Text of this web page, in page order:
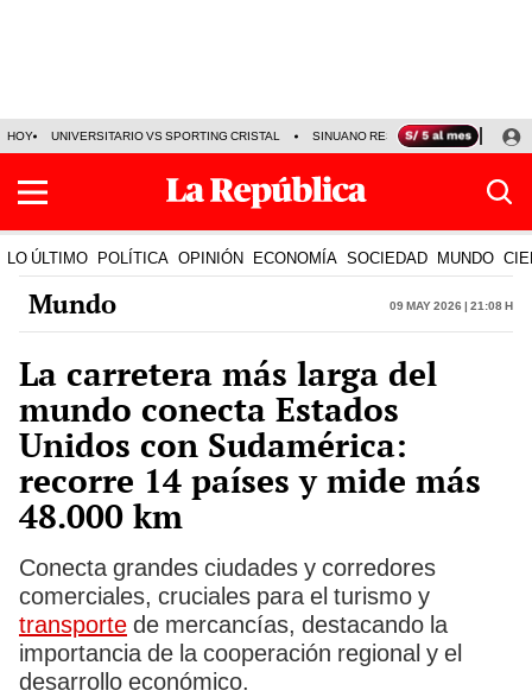
HOY UNIVERSITARIO VS SPORTING CRISTAL SINUANO RESULTADOS HOY
LO ÚLTIMO POLÍTICA OPINIÓN ECONOMÍA SOCIEDAD MUNDO
Mundo 09 May 2026 | 21:08 h
La carretera más larga del
mundo conecta Estados
Unidos con Sudamérica:
recorre 14 países y mide más
48.000 km
Conecta grandes ciudades y corredores
comerciales, cruciales para el turismo y
transporte de mercancías, destacando la
importancia de la cooperación regional y el
desarrollo económico.